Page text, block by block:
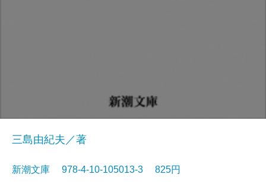
三島由紀夫／著
新潮文庫 978-4-10-105013-3 825円